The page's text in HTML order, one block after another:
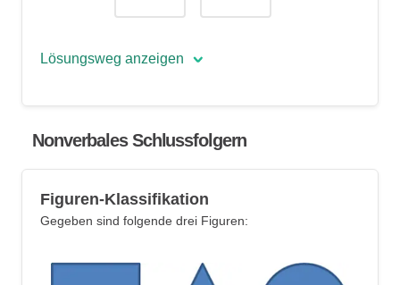
Lösungsweg anzeigen
In dieser Zahlenfolge ist jede Zahl um +1
größer als die vorhergehende Zahl. Die
Regel lautet also: x +1, +1, +1, +1 etc.
Da die letzte der gegebenen Zahlen eine
addieren, um die gesuchte nächste Zahl
Nonverbales Schlussfolgern
Figuren-Klassifikation
Gegeben sind folgende drei Figuren: